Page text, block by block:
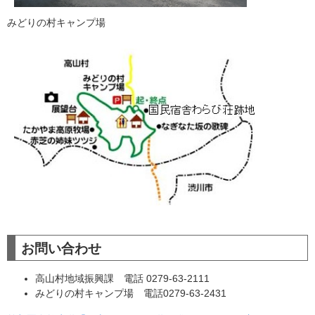
みどりの村キャンプ場
お問い合わせ
高山村地域振興課 電話 0279-63-2111
みどりの村キャンプ場 電話0279-63-2431